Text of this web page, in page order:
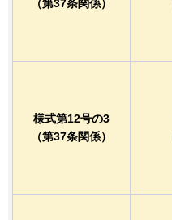
（第37条関係）
様式第12号の3
（第37条関係）